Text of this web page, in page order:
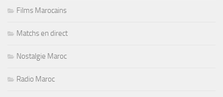
Films Marocains
Matchs en direct
Nostalgie Maroc
Radio Maroc